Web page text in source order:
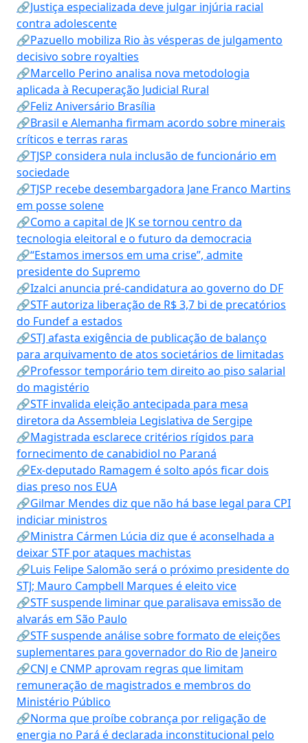
🔗Justiça especializada deve julgar injúria racial
contra adolescente
🔗Pazuello mobiliza Rio às vésperas de julgamento
decisivo sobre royalties
🔗Marcello Perino analisa nova metodologia
aplicada à Recuperação Judicial Rural
🔗Feliz Aniversário Brasília
🔗Brasil e Alemanha firmam acordo sobre minerais
críticos e terras raras
🔗TJSP considera nula inclusão de funcionário em
sociedade
🔗TJSP recebe desembargadora Jane Franco Martins
em posse solene
🔗Como a capital de JK se tornou centro da
tecnologia eleitoral e o futuro da democracia
🔗“Estamos imersos em uma crise”, admite
presidente do Supremo
🔗Izalci anuncia pré-candidatura ao governo do DF
🔗STF autoriza liberação de R$ 3,7 bi de precatórios
do Fundef a estados
🔗STJ afasta exigência de publicação de balanço
para arquivamento de atos societários de limitadas
🔗Professor temporário tem direito ao piso salarial
do magistério
🔗STF invalida eleição antecipada para mesa
diretora da Assembleia Legislativa de Sergipe
🔗Magistrada esclarece critérios rígidos para
fornecimento de canabidiol no Paraná
🔗Ex-deputado Ramagem é solto após ficar dois
dias preso nos EUA
🔗Gilmar Mendes diz que não há base legal para CPI
indiciar ministros
🔗Ministra Cármen Lúcia diz que é aconselhada a
deixar STF por ataques machistas
🔗Luis Felipe Salomão será o próximo presidente do
STJ; Mauro Campbell Marques é eleito vice
🔗STF suspende liminar que paralisava emissão de
alvarás em São Paulo
🔗STF suspende análise sobre formato de eleições
suplementares para governador do Rio de Janeiro
🔗CNJ e CNMP aprovam regras que limitam
remuneração de magistrados e membros do
Ministério Público
🔗Norma que proíbe cobrança por religação de
energia no Pará é declarada inconstitucional pelo